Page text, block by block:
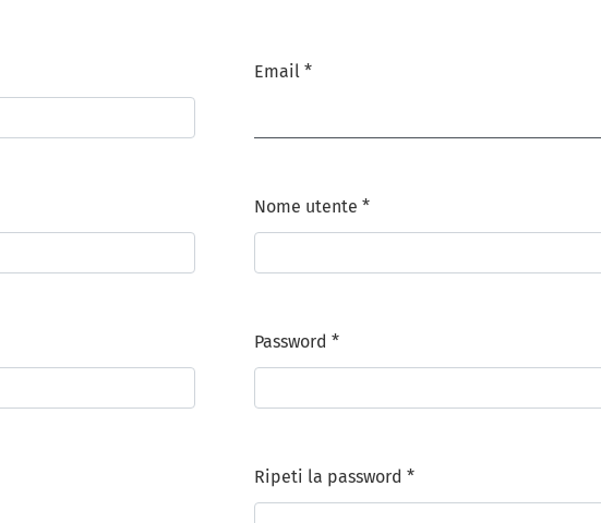
Email *
Nome utente *
Obbligatorio
Password *
Obbligatorio
Ripeti la password *
Obbligatorio